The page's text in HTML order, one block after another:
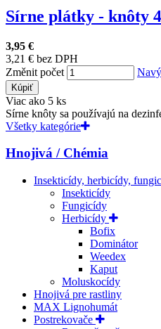
Sírne plátky - knôty
3,95 €
3,21 € bez DPH
Změnit počet
Kúpiť
Viac ako 5 ks
Sírne knôty sa používajú na
Všetky kategórie
Hnojivá / Chémia
Insekticídy, herbicídy,
Insekticídy
Fungicídy
Herbicídy
Bofix
Dominátor
Weedex
Kaput
Moluskocídy
Hnojivá pre rastliny
MAX Lignohumát
Postrekovače